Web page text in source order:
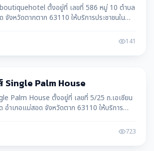
ตั้งอยู่ที่ เลขที่ 586 หมู่ 10 ตำบล
จังหวัดตากตาก 63110 ให้บริการประชาชนใน
141
Single Palm House
Palm House ตั้งอยู่ที่ เลขที่ 5/25 ถ.เอเซียน
อำเภอแม่สอด จังหวัดตาก 63110 ให้บริการ
723